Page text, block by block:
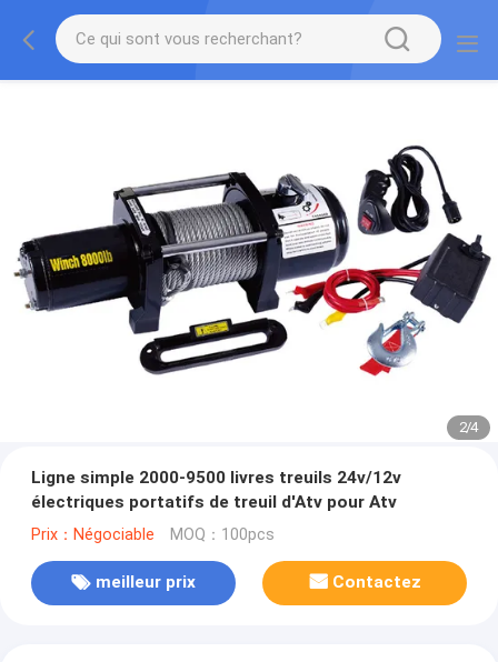
2/4
Ligne simple 2000-9500 livres treuils 24v/12v
électriques portatifs de treuil d'Atv pour Atv
Prix：Négociable MOQ：100pcs
meilleur prix Contactez